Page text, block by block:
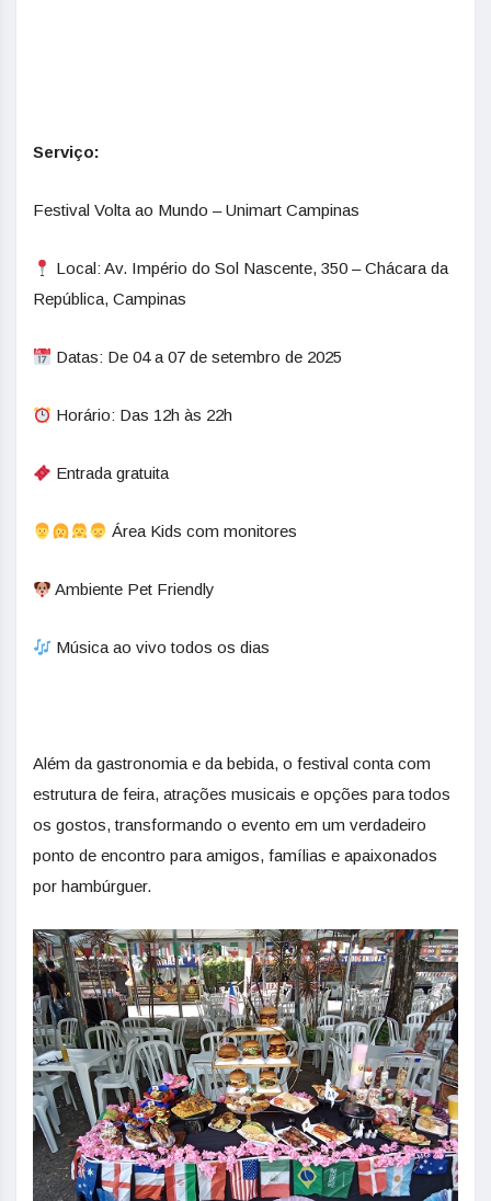
Serviço:
Festival Volta ao Mundo – Unimart Campinas
Local: Av. Império do Sol Nascente, 350 – Chácara da
República, Campinas
Datas: De 04 a 07 de setembro de 2025
Horário: Das 12h às 22h
Entrada gratuita
Área Kids com monitores
Ambiente Pet Friendly
Música ao vivo todos os dias
Além da gastronomia e da bebida, o festival conta com
estrutura de feira, atrações musicais e opções para todos
os gostos, transformando o evento em um verdadeiro
ponto de encontro para amigos, famílias e apaixonados
por hambúrguer.